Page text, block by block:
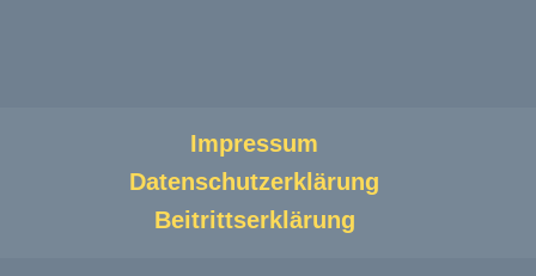
Impressum
Datenschutzerklärung
Beitrittserklärung